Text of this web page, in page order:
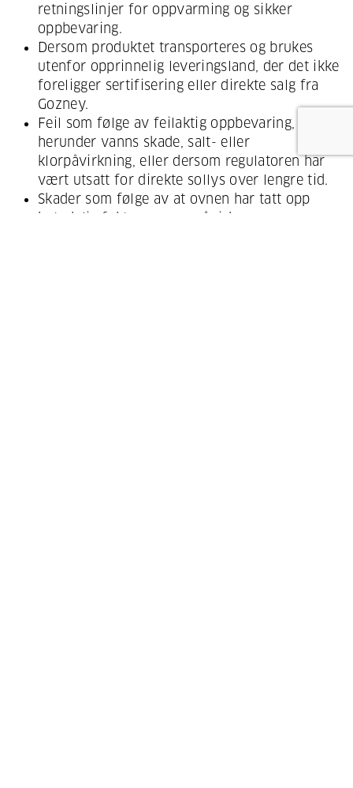
retningslinjer for oppvarming og sikker
oppbevaring.
Dersom produktet transporteres og brukes
utenfor opprinnelig leveringsland, der det ikke
foreligger sertifisering eller direkte salg fra
Gozney.
Feil som følge av feilaktig oppbevaring,
herunder vanns skade, salt- eller
klorpåvirkning, eller dersom regulatoren har
vært utsatt for direkte sollys over lengre tid.
Skader som følge av at ovnen har tatt opp
betydelig fukt, noe som påvirker